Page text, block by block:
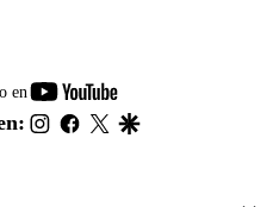
en
youtube-
footer
instagram
facebook
twitter